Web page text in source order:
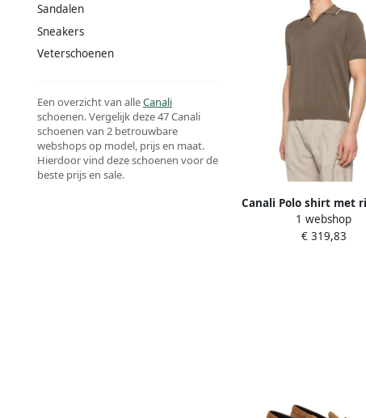
Sandalen
Sneakers
Veterschoenen
Een overzicht van alleCanali
schoenen. Vergelijk deze 47 Canali
schoenen van 2 betrouwbare
webshops op model, prijs en maat.
Hierdoor vind deze schoenen voor de
beste prijs en sale.
Canali Polo shirt met
1 webshop
€ 319,83